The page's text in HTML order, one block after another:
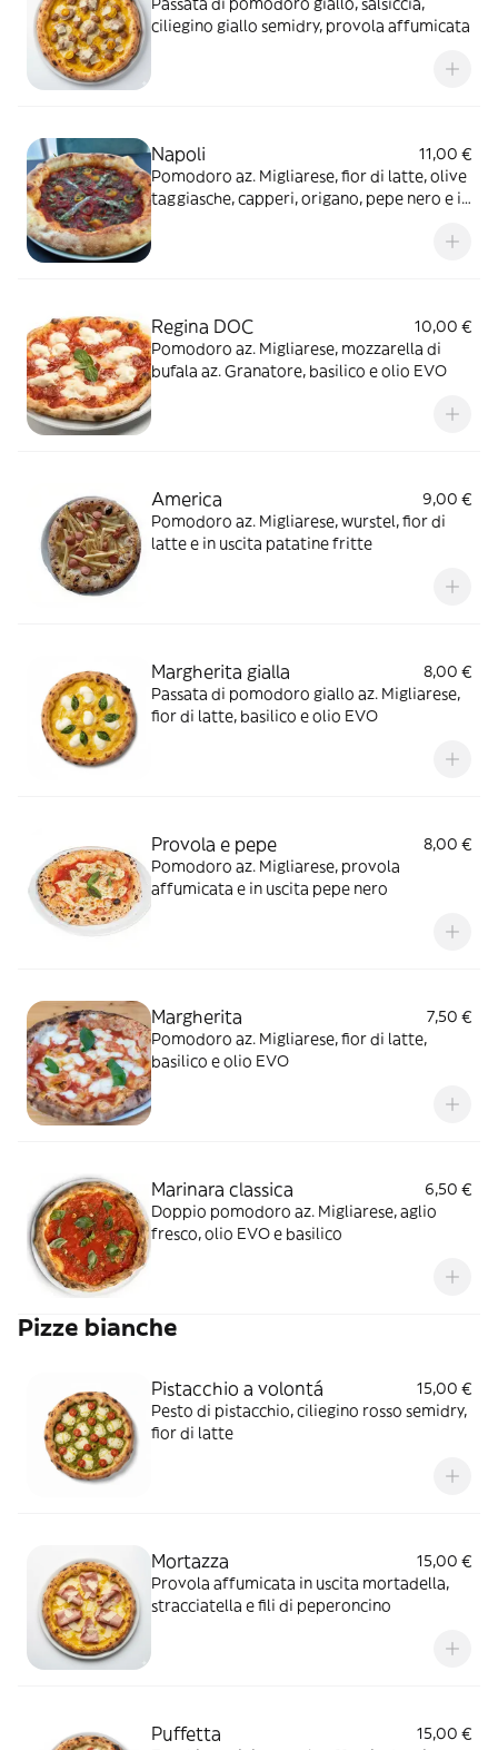
ciliegino giallo semidry, provola affumicata
Napoli
11,00 €
Pomodoro az. Migliarese, fior di latte, olive
taggiasche, capperi, origano, pepe nero e in
Regina DOC
10,00 €
Pomodoro az. Migliarese, mozzarella di
bufala az. Granatore, basilico e olio EVO
America
9,00 €
Pomodoro az. Migliarese, wurstel, fior di
latte e in uscita patatine fritte
Margherita gialla
8,00 €
Passata di pomodoro giallo az. Migliarese,
fior di latte, basilico e olio EVO
Provola e pepe
8,00 €
Pomodoro az. Migliarese, provola
affumicata e in uscita pepe nero
Margherita
7,50 €
Pomodoro az. Migliarese, fior di latte,
basilico e olio EVO
Marinara classica
6,50 €
Doppio pomodoro az. Migliarese, aglio
fresco, olio EVO e basilico
Pizze bianche
Pistacchio a volontá
15,00 €
Pesto di pistacchio, ciliegino rosso semidry,
fior di latte
Mortazza
15,00 €
Provola affumicata in uscita mortadella,
stracciatella e fili di peperoncino
Puffetta
15,00 €